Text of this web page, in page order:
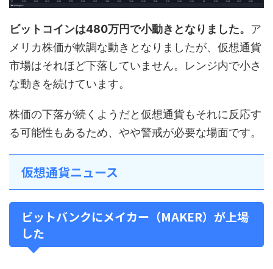
ビットコインは480万円で小動きとなりました。 ア
メリカ株価が軟調な動きとなりましたが、仮想通貨
市場はそれほど下落していません。レンジ内で小さ
な動きを続けています。
株価の下落が続くようだと仮想通貨もそれに反応す
る可能性もあるため、やや警戒が必要な場面です。
仮想通貨ニュース
ビットバンクにメイカー（MAKER）が上場
した